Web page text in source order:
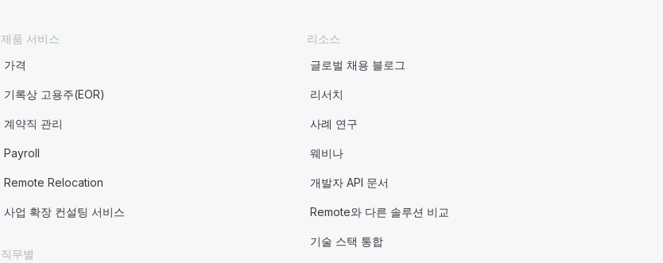
제품 서비스
가격
기록상 고용주(EOR)
계약직 관리
Payroll
Remote Relocation
사업 확장 컨설팅 서비스
직무별
리소스
글로벌 채용 블로그
리서치
사례 연구
웨비나
개발자 API 문서
Remote와 다른 솔루션 비교
기술 스택 통합